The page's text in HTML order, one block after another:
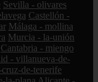
Sevilla - olivares
Castellón -
Málaga - mollina
Murcia - la-unión
Cantabria - miengo
- villanueva-de-
de-tenerife